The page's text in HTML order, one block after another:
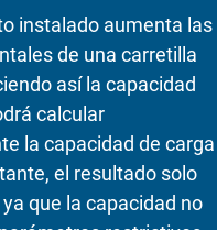
instalado aumenta las
de una carretilla
así la capacidad
calcular
la capacidad de carga
el resultado solo
que la capacidad no